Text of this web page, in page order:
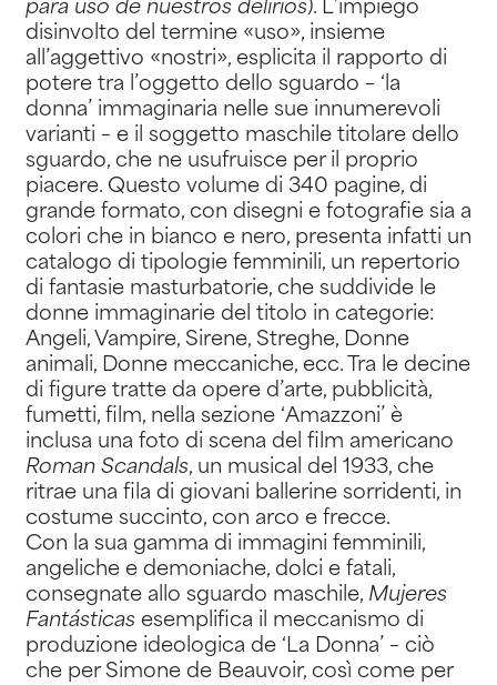
para uso de nuestros delirios). L’impiego
disinvolto del termine «uso», insieme
all’aggettivo «nostri», esplicita il rapporto di
potere tra l’oggetto dello sguardo – ‘la
donna’ immaginaria nelle sue innumerevoli
varianti – e il soggetto maschile titolare dello
sguardo, che ne usufruisce per il proprio
piacere. Questo volume di 340 pagine, di
grande formato, con disegni e fotografie sia a
colori che in bianco e nero, presenta infatti un
catalogo di tipologie femminili, un repertorio
di fantasie masturbatorie, che suddivide le
donne immaginarie del titolo in categorie:
Angeli, Vampire, Sirene, Streghe, Donne
animali, Donne meccaniche, ecc. Tra le decine
di figure tratte da opere d’arte, pubblicità,
fumetti, film, nella sezione ‘Amazzoni’ è
inclusa una foto di scena del film americano
Roman Scandals, un musical del 1933, che
ritrae una fila di giovani ballerine sorridenti, in
costume succinto, con arco e frecce.
Con la sua gamma di immagini femminili,
angeliche e demoniache, dolci e fatali,
consegnate allo sguardo maschile, Mujeres
Fantásticas esemplifica il meccanismo di
produzione ideologica de ‘La Donna’ – ciò
che per Simone de Beauvoir, così come per